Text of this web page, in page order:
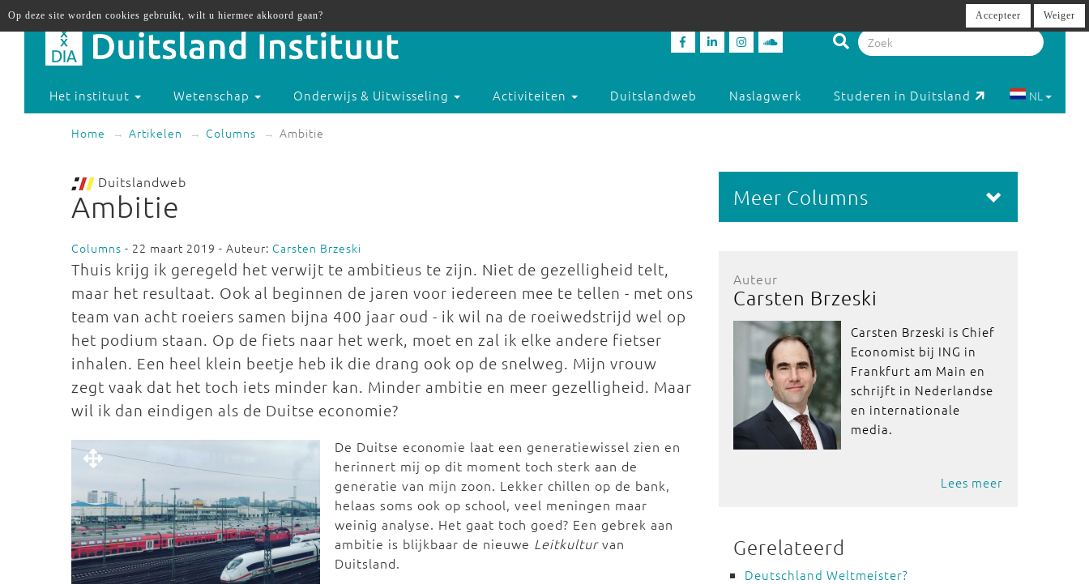
Het instituut Wetenschap Onderwijs & Uitwisseling Activiteiten Duitslandweb Naslagwerk Studeren in Duitsland NL
Home Artikelen Columns Ambitie
Duitslandweb
Ambitie
Columns - 22 maart 2019 - Auteur: Carsten Brzeski
Thuis krijg ik geregeld het verwijt te ambitieus te zijn. Niet de gezelligheid telt,
maar het resultaat. Ook al beginnen de jaren voor iedereen mee te tellen - met ons
team van acht roeiers samen bijna 400 jaar oud - ik wil na de roeiwedstrijd wel op
het podium staan. Op de fiets naar het werk, moet en zal ik elke andere fietser
inhalen. Een heel klein beetje heb ik die drang ook op de snelweg. Mijn vrouw
zegt vaak dat het toch iets minder kan. Minder ambitie en meer gezelligheid. Maar
wil ik dan eindigen als de Duitse economie?
De Duitse economie laat een generatiewissel zien en
herinnert mij op dit moment toch sterk aan de
generatie van mijn zoon. Lekker chillen op de bank,
helaas soms ook op school, veel meningen maar
weinig analyse. Het gaat toch goed? Een gebrek aan
ambitie is blijkbaar de nieuwe Leitkulturvan
Duitsland.
Meer Columns
Auteur
Carsten Brzeski
Carsten Brzeski is Chief
Economist bij ING in
Frankfurt am Main en
schrijft in Nederlandse
en internationale
media.
Lees meer
Gerelateerd
Deutschland Weltmeister?
Op deze site worden cookies gebruikt, wilt u hiermee akkoord gaan? Accepteer Weiger